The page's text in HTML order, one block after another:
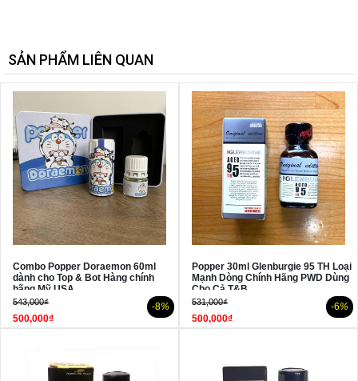
SẢN PHẨM LIÊN QUAN
Combo Popper Doraemon 60ml
dành cho Top & Bot Hàng chính
hãng Mỹ USA
543,000₫
500,000₫
-8%
Popper 30ml Glenburgie 95 TH Loại
Mạnh Dòng Chính Hãng PWD Dùng
Cho Cả T&B
531,000₫
500,000₫
-6%